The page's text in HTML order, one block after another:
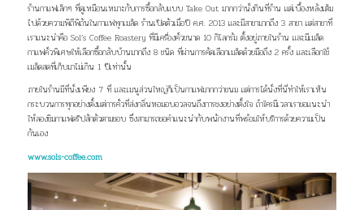
ร้านกาแฟเล็กๆ ที่ดูเหมือนเหมาะกับการซื้อกลับแบบ Take Out มากกว่านั่งกินที่ร้าน แต่เบื้องหลังเต็ม
ไปด้วยความพิถีพิถันในกาแฟทุกเมล็ด ร้านเปิดตัวเมื่อปี ค.ศ. 2013 และมีสาขามากถึง 3 สาขา แต่สาขาที่
เราแนะนำคือ Sol’s Coffee Roastery ที่มีเครื่องคั่วขนาด 10 กิโลกรัม ตั้งอยู่ภายในร้าน และมีเมล็ด
กาแฟคั่วพิเศษให้เลือกซื้อกลับบ้านมากถึง 8 ชนิด ที่ผ่านการคัดเลือกเมล็ดด้วยมือถึง 2 ครั้งและเลือกใช้
เมล็ดสดที่เก็บมาไม่เกิน 1 ปีเท่านั้น
ภายในร้านมีที่นั่งเพียง 7 ที่ และเมนูส่วนใหญ่ก็เป็นกาแฟมากกว่าขนม แต่การได้นั่งที่นี่ทำให้เราเห็น
กระบวนการทุกอย่างตั้งแต่การคั่วที่ส่งกลิ่นหอมอบอวลจนถึงการชงอย่างตั้งใจ ถ้าใครมีเวลาเราขอแนะนำ
ให้ลองชิมกาแฟดริปสักตัวตามชอบ ซึ่งสามารถขอคำแนะนำกับพนักงานที่พร้อมให้บริการด้วยความเป็น
กันเอง
www.sols-coffee.com